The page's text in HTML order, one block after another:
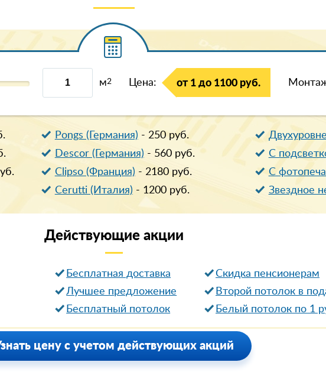
м2 Цена: от 1 до 1100 руб.
Pongs (Германия) - 250руб.
С
Descor (Германия) - 560руб.
С
Clipso (Франция) - 2180руб.
Звездное
Cerutti (Италия) - 1200руб.
Действующие акции
Бесплатная доставка
Cкидка пенсионерам
Лучшее предложение
Второй потолок в
Бесплатный потолок Белый потолок по 1
цену с учетом действующих акций